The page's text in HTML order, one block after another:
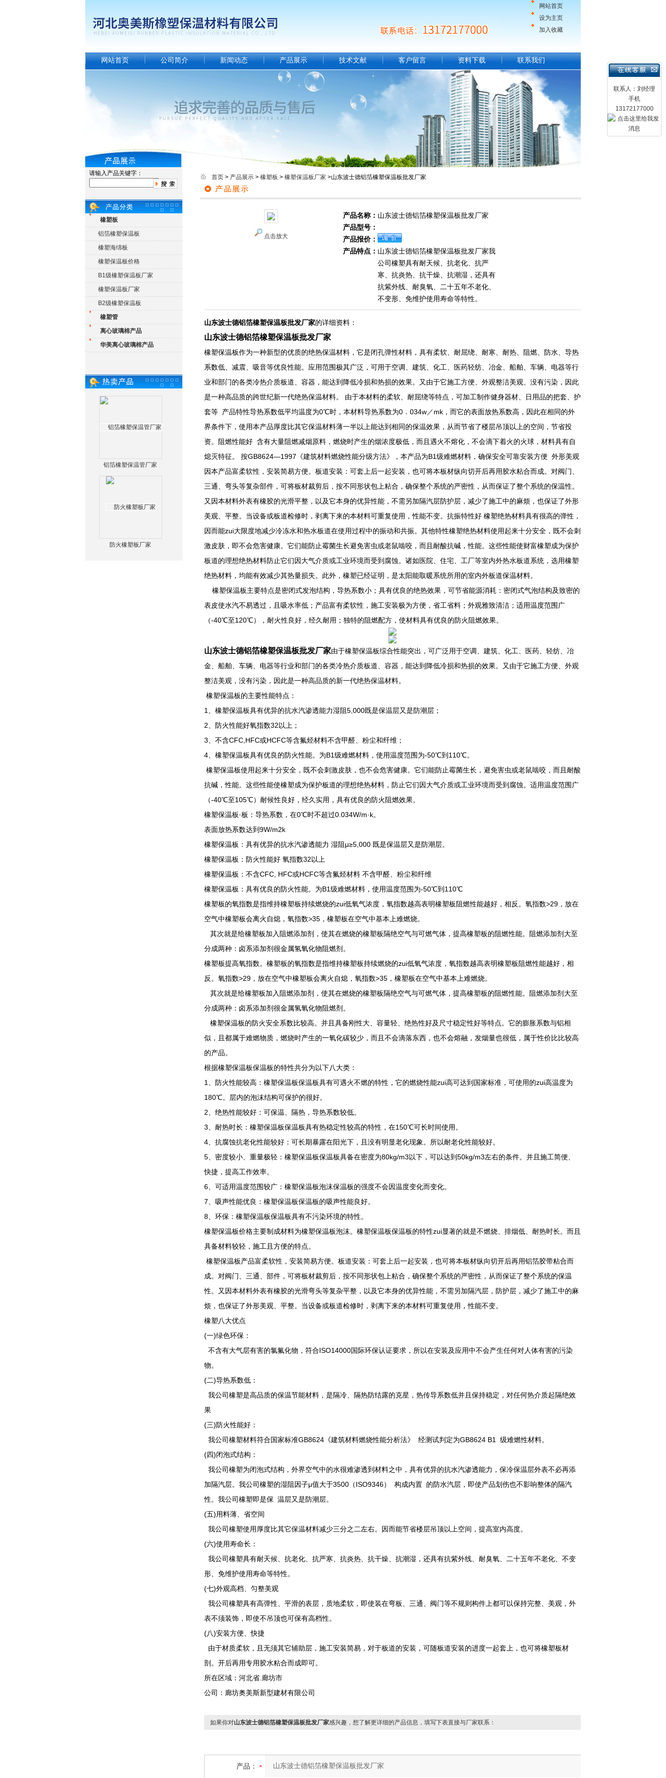
网站首页
设为主页
加入收藏
联系人：刘经理
手机
13172177000
网站首页 公司简介 新闻动态 产品展示 技术文献 客户留言 资料下载 联系我们
请输入产品关键字：
橡塑板
铝箔橡塑保温板
橡塑海绵板
橡塑保温板价格
B1级橡塑保温板厂家
橡塑保温板厂家
B2级橡塑保温板
橡塑管
离心玻璃棉产品
华美离心玻璃棉产品
铝箔橡塑保温管厂家
防火橡塑板厂家
首页 > 产品展示 > 橡塑板 > 橡塑保温板厂家 >山东波士德铝箔橡塑保温板批发厂家
点击放大
产品名称： 山东波士德铝箔橡塑保温板批发厂家
产品型号：
产品报价：
产品特点： 山东波士德铝箔橡塑保温板批发厂家我
公司橡塑具有耐天候、抗老化、抗严
寒、抗炎热、抗干燥、抗潮湿，还具有
抗紫外线、耐臭氧、二十五年不老化、
不变形、免维护使用寿命等特性。
山东波士德铝箔橡塑保温板批发厂家的详细资料：
山东波士德铝箔橡塑保温板批发厂家
橡塑保温板作为一种新型的优质的绝热保温材料，它是闭孔弹性材料，具有柔软、耐屈绕、耐寒、耐热、阻燃、防水、导热
系数低、减震、吸音等优良性能。应用范围极其广泛，可用于空调、建筑、化工、医药轻纺、冶金、船舶、车辆、电器等行
业和部门的各类冷热介质板道、容器，能达到降低冷损和热损的效果。又由于它施工方便、外观整洁美观、没有污染，因此
是一种高品质的跨世纪新一代绝热保温材料。 由于本材料的柔软、耐屈绕等特点，可加工制作健身器材、日用品的把套、护
套等 产品特性导热系数低平均温度为0℃时，本材料导热系数为0．034w／mk，而它的表面放热系数高，因此在相同的外
界条件下，使用本产品厚度比其它保温材料薄一半以上能达到相同的保温效果，从而节省了楼层吊顶以上的空间，节省投
资。阻燃性能好 含有大量阻燃减烟原料，燃烧时产生的烟浓度极低，而且遇火不熔化，不会滴下着火的火球，材料具有自
熄灭特征。 按GB8624—1997《建筑材料燃烧性能分级方法》，本产品为B1级难燃材料，确保安全可靠安装方便 外形美观
因本产品富柔软性，安装简易方便。板道安装：可套上后一起安装，也可将本板材纵向切开后再用胶水粘合而成。对阀门、
三通、弯头等复杂部件，可将板材裁剪后，按不同形状包上粘合，确保整个系统的严密性，从而保证了整个系统的保温性。
又因本材料外表有橡胶的光滑平整，以及它本身的优异性能，不需另加隔汽层防护层，减少了施工中的麻烦，也保证了外形
美观、平整。当设备或板道检修时，剥离下来的本材料可重复使用，性能不变。抗振特性好 橡塑绝热材料具有很高的弹性，
因而能zui大限度地减少冷冻水和热水板道在使用过程中的振动和共振。其他特性橡塑绝热材料使用起来十分安全，既不会刺
激皮肤，即不会危害健康。它们能防止霉菌生长避免害虫或老鼠啮咬，而且耐酸抗碱，性能。这些性能使财富橡塑成为保护
板道的理想绝热材料防止它们因大气介质或工业环境而受到腐蚀。诸如医院、住宅、工厂等室内外热水板道系统，选用橡塑
绝热材料，均能有效减少其热量损失。此外，橡塑已经证明，是太阳能取暖系统所用的室内外板道保温材料。
橡塑保温板主要特点是密闭式发泡结构，导热系数小；具有优良的绝热效果，可节省能源消耗：密闭式气泡结构及致密的
表皮使水汽不易透过，且吸水率低；产品富有柔软性，施工安装极为方便，省工省料；外观雅致清洁；适用温度范围广
（-40℃至120℃），耐火性良好，经久耐用；独特的阻燃配方，使材料具有优良的防火阻燃效果。
山东波士德铝箔橡塑保温板批发厂家由于橡塑保温板综合性能突出，可广泛用于空调、建筑、化工、医药、轻纺、冶
金、船舶、车辆、电器等行业和部门的各类冷热介质板道、容器，能达到降低冷损和热损的效果。又由于它施工方便、外观
整洁美观，没有污染，因此是一种高品质的新一代绝热保温材料。
橡塑保温板的主要性能特点：
1、橡塑保温板具有优异的抗水汽渗透能力湿阻5,000既是保温层又是防潮层；
2、防火性能好氧指数32以上；
3、不含CFC,HFC或HCFC等含氟烃材料不含甲醛、粉尘和纤维；
4、橡塑保温板具有优良的防火性能。为B1级难燃材料，使用温度范围为-50℃到110℃。
橡塑保温板使用起来十分安全，既不会刺激皮肤，也不会危害健康。它们能防止霉菌生长，避免害虫或老鼠啮咬，而且耐酸
抗碱，性能。这些性能使橡塑成为保护板道的理想绝热材料，防止它们因大气介质或工业环境而受到腐蚀。适用温度范围广
（-40℃至105℃）耐候性良好，经久实用，具有优良的防火阻燃效果。
橡塑保温板·板：导热系数，在0℃时不超过0.034W/m·k。
表面放热系数达到9W/m2k
橡塑保温板：具有优异的抗水汽渗透能力 湿阻μ≥5,000 既是保温层又是防潮层。
橡塑保温板：防火性能好 氧指数32以上
橡塑保温板：不含CFC, HFC或HCFC等含氟烃材料 不含甲醛、粉尘和纤维
橡塑保温板：具有优良的防火性能。为B1级难燃材料，使用温度范围为-50℃到110℃
橡塑板的氧指数是指维持橡塑板持续燃烧的zui低氧气浓度，氧指数越高表明橡塑板阻燃性能越好，相反。氧指数>29，放在
空气中橡塑板会离火自熄，氧指数>35，橡塑板在空气中基本上难燃烧。
其次就是给橡塑板加入阻燃添加剂，使其在燃烧的橡塑板隔绝空气与可燃气体，提高橡塑板的阻燃性能。阻燃添加剂大至
分成两种：卤系添加剂很金属氢氧化物阻燃剂。
橡塑板提高氧指数。橡塑板的氧指数是指维持橡塑板持续燃烧的zui低氧气浓度，氧指数越高表明橡塑板阻燃性能越好，相
反。氧指数>29，放在空气中橡塑板会离火自熄，氧指数>35，橡塑板在空气中基本上难燃烧。
其次就是给橡塑板加入阻燃添加剂，使其在燃烧的橡塑板隔绝空气与可燃气体，提高橡塑板的阻燃性能。阻燃添加剂大至
分成两种：卤系添加剂很金属氢氧化物阻燃剂。
橡塑保温板的防火安全系数比较高。并且具备刚性大、容量轻、绝热性好及尺寸稳定性好等特点。它的膨胀系数与铝相
似，且都属于难燃物质，燃烧时产生的一氧化碳较少，而且不会滴落东西，也不会熔融，发烟量也很低，属于性价比比较高
的产品。
根据橡塑保温板保温板的特性共分为以下八大类：
1、防火性能较高：橡塑保温板保温板具有可遇火不燃的特性，它的燃烧性能zui高可达到国家标准，可使用的zui高温度为
180℃。层内的泡沫结构可保护的很好。
2、绝热性能较好：可保温、隔热，导热系数较低。
3、耐热时长：橡塑保温板保温板具有热稳定性较高的特性，在150℃可长时间使用。
4、抗腐蚀抗老化性能较好：可长期暴露在阳光下，且没有明显老化现象。所以耐老化性能较好。
5、密度较小、重量极轻：橡塑保温板保温板具备在密度为80kg/m3以下，可以达到50kg/m3左右的条件。并且施工简便、
快捷，提高工作效率。
6、可适用温度范围较广：橡塑保温板泡沫保温板的强度不会因温度变化而变化。
7、吸声性能优良：橡塑保温板保温板的吸声性能良好。
8、环保：橡塑保温板保温板具有不污染环境的特性。
橡塑保温板价格主要制成材料为橡塑保温板泡沫。橡塑保温板保温板的特性zui显著的就是不燃烧、排烟低、耐热时长。而且
具备材料较轻，施工且方便的特点。
橡塑保温板产品富柔软性，安装简易方便。板道安装：可套上后一起安装，也可将本板材纵向切开后再用铝箔胶带粘合而
成。对阀门、三通、部件，可将板材裁剪后，按不同形状包上粘合，确保整个系统的严密性，从而保证了整个系统的保温
性。又因本材料外表有橡胶的光滑弯头等复杂平整，以及它本身的优异性能，不需另加隔汽层，防护层，减少了施工中的麻
烦，也保证了外形美观、平整。当设备或板道检修时，剥离下来的本材料可重复使用，性能不变。
橡塑八大优点
(一)绿色环保：
不含有大气层有害的氯氟化物，符合ISO14000国际环保认证要求，所以在安装及应用中不会产生任何对人体有害的污染
物。
(二)导热系数低：
我公司橡塑是高品质的保温节能材料，是隔冷、隔热防结露的克星，热传导系数低并且保持稳定，对任何热介质起隔绝效
果
(三)防火性能好：
我公司橡塑材料符合国家标准GB8624《建筑材料燃烧性能分析法》 经测试判定为GB8624 B1 级难燃性材料。
(四)闭泡式结构：
我公司橡塑为闭泡式结构，外界空气中的水很难渗透到材料之中，具有优异的抗水汽渗透能力，保冷保温层外表不必再添
加隔汽层。我公司橡塑的湿阻因子μ值大于3500（ISO9346） 构成内置 的防水汽层，即使产品划伤也不影响整体的隔汽
性。我公司橡塑即是保 温层又是防潮层。
(五)用料薄、省空间
我公司橡塑使用厚度比其它保温材料减少三分之二左右。因而能节省楼层吊顶以上空间，提高室内高度。
(六)使用寿命长：
我公司橡塑具有耐天候、抗老化、抗严寒、抗炎热、抗干燥、抗潮湿，还具有抗紫外线、耐臭氧、二十五年不老化、不变
形、免维护使用寿命等特性。
(七)外观高档、匀整美观
我公司橡塑具有高弹性、平滑的表层，质地柔软，即使装在弯板、三通、阀门等不规则构件上都可以保持完整、美观，外
表不须装饰，即使不吊顶也可保有高档性。
(八)安装方便、快捷
由于材质柔软，且无须其它辅助层，施工安装简易，对于板道的安装，可随板道安装的进度一起套上，也可将橡塑板材
剖。开后再用专用胶水粘合而成即可。
所在区域：河北省.廊坊市
公司：廊坊奥美斯新型建材有限公司
如果你对山东波士德铝箔橡塑保温板批发厂家感兴趣，想了解更详细的产品信息，填写下表直接与厂家联系：
产品：